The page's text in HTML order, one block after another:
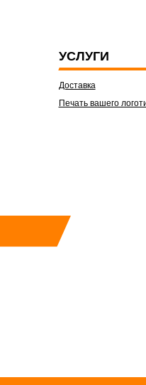
УСЛУГИ
Доставка
Печать вашего